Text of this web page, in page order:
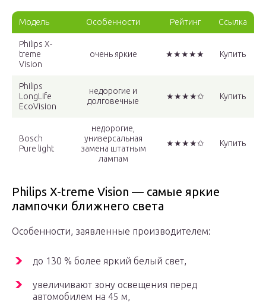
Модель Особенности Рейтинг Ссылка
Philips X-
treme
Vision
очень яркие ★★★★★ Купить
Philips
LongLife
EcoVision
недорогие и
долговечные
★★★★✩ Купить
Bosch
Pure light
недорогие,
универсальная
замена штатным
лампам
★★★★✩ Купить
Philips X-treme Vision — самые яркие
лампочки ближнего света
Особенности, заявленные производителем:
до 130 % более яркий белый свет,
увеличивают зону освещения перед
автомобилем на 45 м,